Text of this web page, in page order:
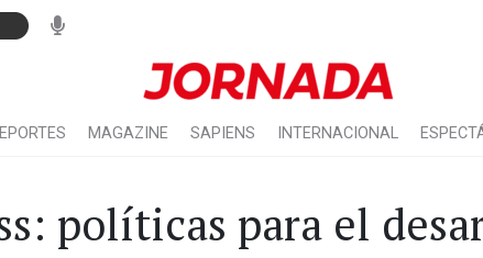
MAGAZINE SAPIENS INTERNACIONAL
políticas para el